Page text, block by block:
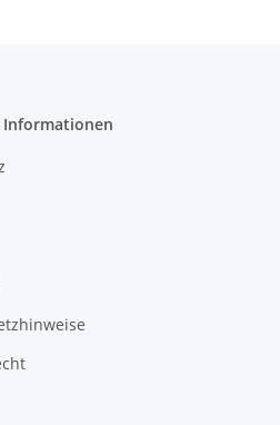
Informationen